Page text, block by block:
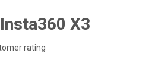
X3
rating